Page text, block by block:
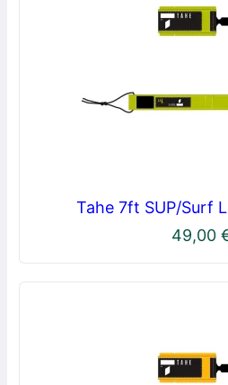
Tahe 7ft SUP/Surf
49,00